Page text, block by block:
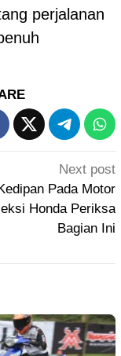
perjalanan
Next post
Pada Motor
Honda Periksa
Bagian Ini